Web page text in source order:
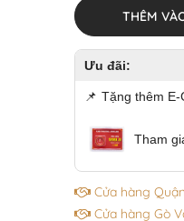
THÊM
Ưu đãi:
📌 Tặng thêm E-
Tham
Cửa hàng
Cửa hàng Gò